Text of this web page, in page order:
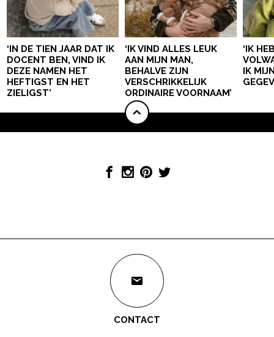
‘IN DE TIEN JAAR DAT IK
DOCENT BEN, VIND IK
DEZE NAMEN HET
HEFTIGST EN HET
ZIELIGST’
‘IK VIND ALLES LEUK
AAN MIJN MAN,
BEHALVE ZIJN
VERSCHRIKKELIJK
ORDINAIRE VOORNAAM’
‘IK
IK
CONTACT